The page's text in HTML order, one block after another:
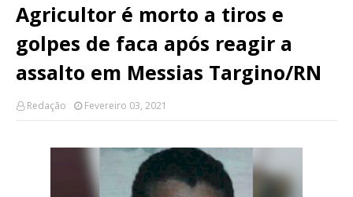
Agricultor é morto a tiros e
golpes de faca após reagir a
assalto em Messias Targino/RN
Redação Fevereiro 03, 2021